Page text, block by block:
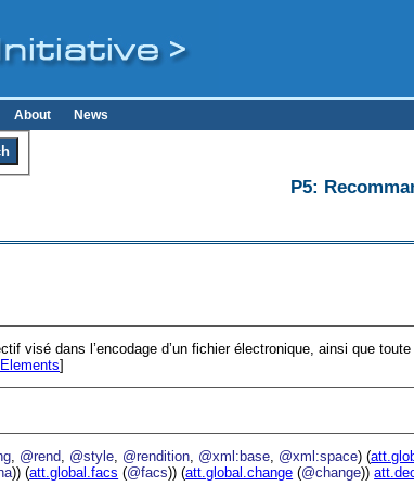
About News
P5:
visé dans l’encodage d’un fichier électronique, ainsi que
]
@rend @style @rendition @xml:base @xml:space) (
)) (att.global.facs (@facs)) (att.global.change (@change))